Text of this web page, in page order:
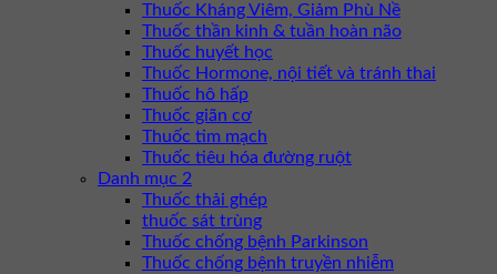
Thuốc Kháng Viêm, Giảm Phù Nề
Thuốc thần kinh & tuần hoàn não
Thuốc huyết học
Thuốc Hormone, nội tiết và tránh thai
Thuốc hô hấp
Thuốc giãn cơ
Thuốc tim mạch
Thuốc tiêu hóa đường ruột
Danh mục 2
Thuốc thải ghép
thuốc sát trùng
Thuốc chống bệnh Parkinson
Thuốc chống bệnh truyền nhiễm